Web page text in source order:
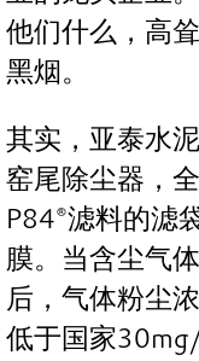
他们什么，高
黑烟。
其实，亚泰水
窑尾除尘器，
P84®滤料的滤
膜。当含尘气
后，气体粉尘
低于国家